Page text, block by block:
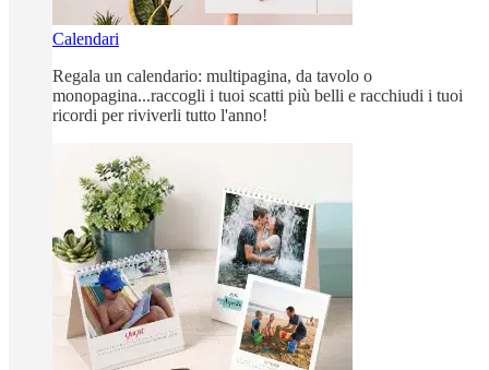
Calendari
Regala un calendario: multipagina, da tavolo o
monopagina...raccogli i tuoi scatti più belli e racchiudi i tuoi
ricordi per riviverli tutto l'anno!